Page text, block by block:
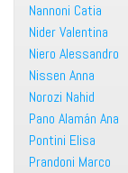
Nannoni Catia
Nider Valentina
Niero Alessandro
Nissen Anna
Norozi Nahid
Pano Alamán Ana
Pontini Elisa
Prandoni Marco